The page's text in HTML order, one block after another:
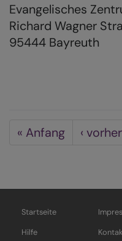
Evangelisches
Richard Wagner
95444 Bayreuth
First
« Anfang ‹
Hauptnavigation
Startseite
Hilfe